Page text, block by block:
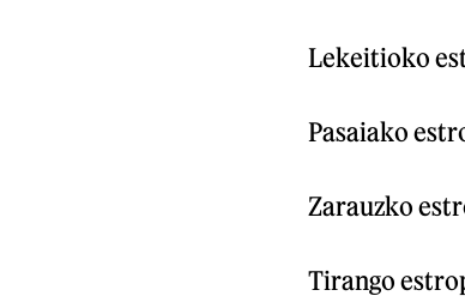
Lekeitioko
Pasaiako
Zarauzko
Tirango